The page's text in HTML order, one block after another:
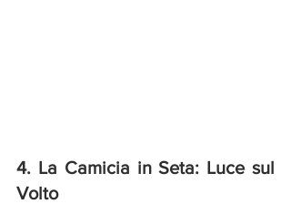
4. La Camicia in Seta: Luce sul
Volto